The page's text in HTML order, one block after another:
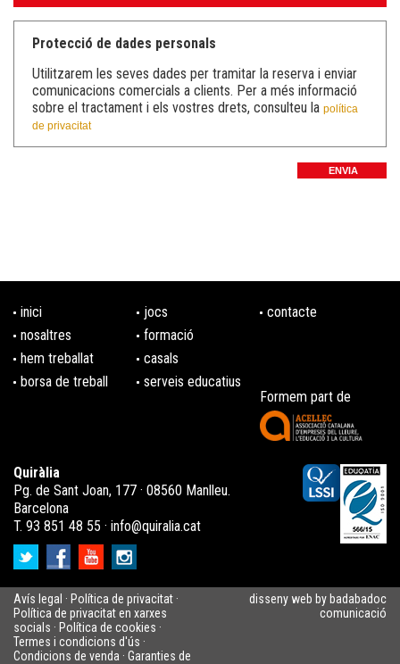
Protecció de dades personals
Utilitzarem les seves dades per tramitar la reserva i enviar
comunicacions comercials a clients. Per a més informació
sobre el tractament i els vostres drets, consulteu la política
de privacitat
inici
nosaltres
hem treballat
borsa de treball
jocs
formació
casals
serveis educatius
contacte
Formem part de
Quiràlia
Pg. de Sant Joan, 177 · 08560 Manlleu.
Barcelona
T. 93 851 48 55 · info@quiralia.cat
Avís legal · Política de privacitat ·
Política de privacitat en xarxes
socials · Política de cookies ·
Termes i condicions d'ús ·
Condicions de venda · Garanties de
disseny web by badabadoc
comunicació